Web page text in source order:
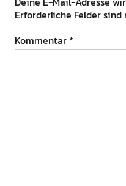
Erforderliche Felder
Kommentar *